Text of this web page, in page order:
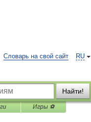
RU
Словарь на свой сайт
Найти!
Игры ⚽